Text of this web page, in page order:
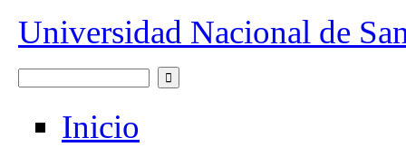
Universidad Nacional de
Formulario de búsqueda
Inicio